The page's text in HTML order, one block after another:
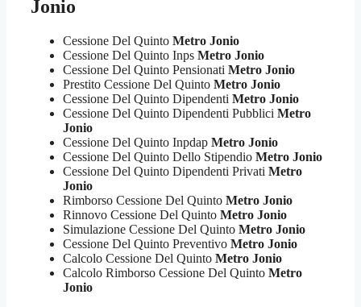
Jonio
Cessione Del Quinto Metro Jonio
Cessione Del Quinto Inps Metro Jonio
Cessione Del Quinto Pensionati Metro Jonio
Prestito Cessione Del Quinto Metro Jonio
Cessione Del Quinto Dipendenti Metro Jonio
Cessione Del Quinto Dipendenti Pubblici Metro
Jonio
Cessione Del Quinto Inpdap Metro Jonio
Cessione Del Quinto Dello Stipendio Metro Jonio
Cessione Del Quinto Dipendenti Privati Metro
Jonio
Rimborso Cessione Del Quinto Metro Jonio
Rinnovo Cessione Del Quinto Metro Jonio
Simulazione Cessione Del Quinto Metro Jonio
Cessione Del Quinto Preventivo Metro Jonio
Calcolo Cessione Del Quinto Metro Jonio
Calcolo Rimborso Cessione Del Quinto Metro
Jonio